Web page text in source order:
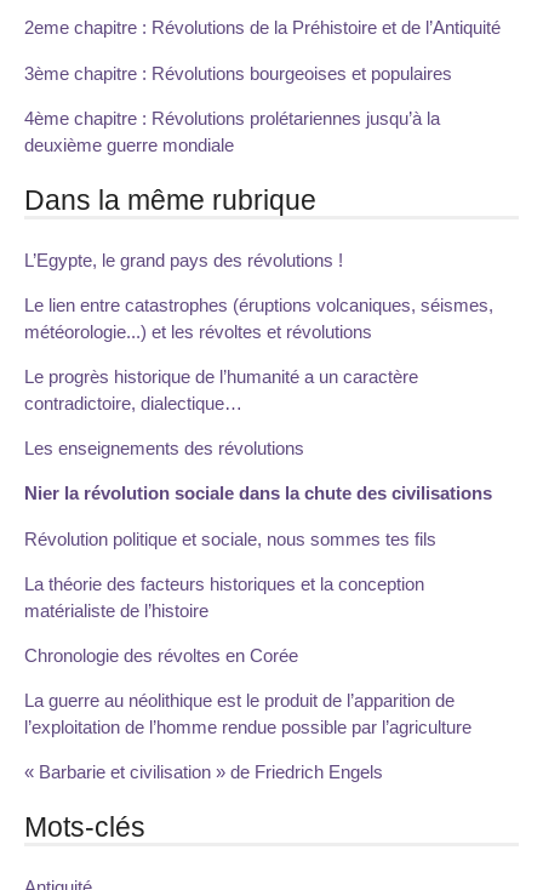
2eme chapitre : Révolutions de la Préhistoire et de l’Antiquité
3ème chapitre : Révolutions bourgeoises et populaires
4ème chapitre : Révolutions prolétariennes jusqu’à la
deuxième guerre mondiale
Dans la même rubrique
L’Egypte, le grand pays des révolutions !
Le lien entre catastrophes (éruptions volcaniques, séismes,
météorologie...) et les révoltes et révolutions
Le progrès historique de l’humanité a un caractère
contradictoire, dialectique…
Les enseignements des révolutions
Nier la révolution sociale dans la chute des civilisations
Révolution politique et sociale, nous sommes tes fils
La théorie des facteurs historiques et la conception
matérialiste de l’histoire
Chronologie des révoltes en Corée
La guerre au néolithique est le produit de l’apparition de
l’exploitation de l’homme rendue possible par l’agriculture
« Barbarie et civilisation » de Friedrich Engels
Mots-clés